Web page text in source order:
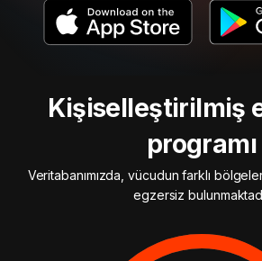
Kişiselleştirilmiş
programı
Veritabanımızda, vücudun farklı
egzersiz